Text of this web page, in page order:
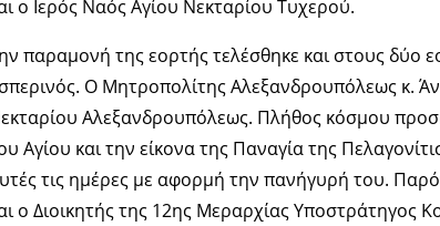
ο Ιερός Ναός Αγίου Νεκταρίου Τυχερού.
παραμονή της εορτής τελέσθηκε και στους δύο
Ο Μητροπολίτης Αλεξανδρουπόλεως κ.
Αλεξανδρουπόλεως. Πλήθος κόσμου
Αγίου και την είκονα της Παναγία της
τις ημέρες με αφορμή την πανήγυρή του.
ο Διοικητής της 12ης Μεραρχίας Υποστράτηγος